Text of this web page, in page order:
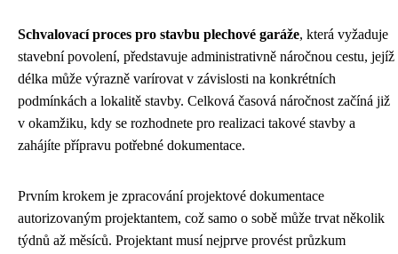
Schvalovací proces pro stavbu plechové garáže, která vyžaduje
stavební povolení, představuje administrativně náročnou cestu, jejíž
délka může výrazně varírovat v závislosti na konkrétních
podmínkách a lokalitě stavby. Celková časová náročnost začíná již
v okamžiku, kdy se rozhodnete pro realizaci takové stavby a
zahájíte přípravu potřebné dokumentace.
Prvním krokem je zpracování projektové dokumentace
autorizovaným projektantem, což samo o sobě může trvat několik
týdnů až měsíců. Projektant musí nejprve provést průzkum